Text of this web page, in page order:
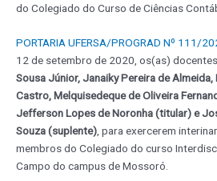
do Colegiado do Curso de Ciências
PORTARIA UFERSA/PROGRAD Nº 111/
12 de setembro de 2020, os(as) docentes
Sousa Júnior, Janaiky Pereira de Almeida,
Castro, Melquisedeque de Oliveira
Jefferson Lopes de Noronha (titular) e
Souza (suplente), para exercerem
membros do Colegiado do curso
Campo do campus de Mossoró.